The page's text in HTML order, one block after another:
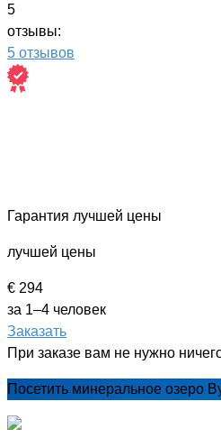
5
отзывы:
5 отзывов
Гарантия лучшей цены
лучшей цены
€ 294
за 1–4 человек
Заказать
При заказе вам не нужно
Посетить минеральное озеро